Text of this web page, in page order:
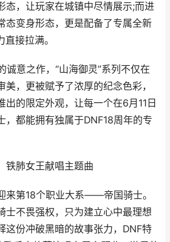
态，让玩家在城镇中尽情展示;而进
态变身形态，更是配备了专属全新
接拉满。
意之作，“山海御灵”系列不仅在
美，更被赋予了浓厚的纪念色彩，
出的限定外观，让每一个在6月11日
，都能拥有独属于DNF18周年的专
肺女王献唱主题曲
第18个职业大系——帝国骑士。
士不畏强权，只为建立心中最理想
这份冲破黑暗的故事张力，DNF特